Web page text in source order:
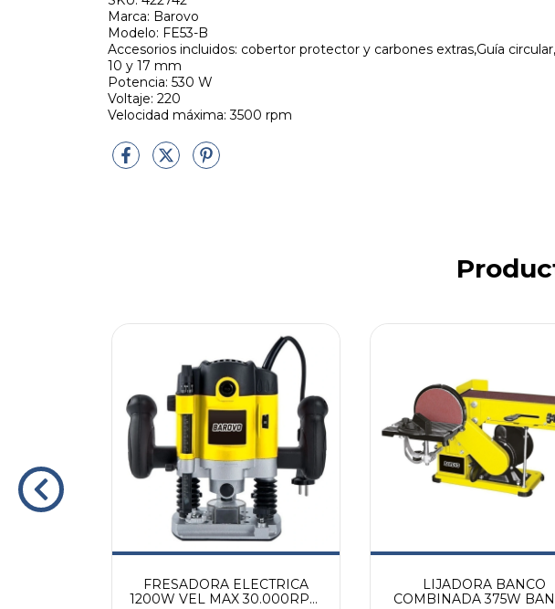
Marca: Barovo
Modelo: FE53-B
Accesorios incluidos: cobertor protector y carbones extras,Guía
10 y 17 mm
Potencia: 530 W
Voltaje: 220
Velocidad máxima: 3500 rpm
FRESADORA ELECTRICA
1200W VEL MAX 30.000RPM
LIJADORA BANCO
COMBINADA 375W